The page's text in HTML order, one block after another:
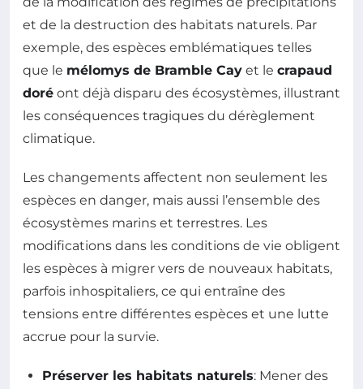
et de la destruction des habitats naturels. Par
exemple, des espèces emblématiques telles
que le mélomys de Bramble Cay et le crapaud
doré ont déjà disparu des écosystèmes, illustrant
les conséquences tragiques du dérèglement
climatique.
Les changements affectent non seulement les
espèces en danger, mais aussi l’ensemble des
écosystèmes marins et terrestres. Les
modifications dans les conditions de vie obligent
les espèces à migrer vers de nouveaux habitats,
parfois inhospitaliers, ce qui entraîne des
tensions entre différentes espèces et une lutte
accrue pour la survie.
Préserver les habitats naturels: Mener des